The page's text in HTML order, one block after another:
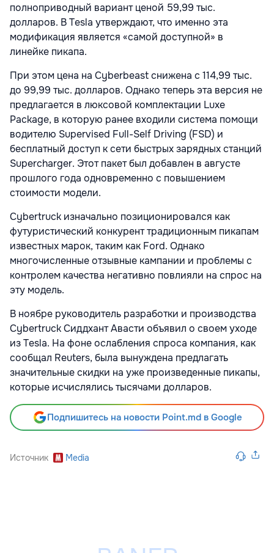
полноприводный вариант ценой 59,99 тыс.
долларов. В Tesla утверждают, что именно эта
модификация является «самой доступной» в
линейке пикапа.
При этом цена на Cyberbeast снижена с 114,99 тыс.
до 99,99 тыс. долларов. Однако теперь эта версия не
предлагается в люксовой комплектации Luxe
Package, в которую ранее входили система помощи
водителю Supervised Full-Self Driving (FSD) и
бесплатный доступ к сети быстрых зарядных станций
Supercharger. Этот пакет был добавлен в августе
прошлого года одновременно с повышением
стоимости модели.
Cybertruck изначально позиционировался как
футуристический конкурент традиционным пикапам
известных марок, таким как Ford. Однако
многочисленные отзывные кампании и проблемы с
контролем качества негативно повлияли на спрос на
эту модель.
В ноябре руководитель разработки и производства
Cybertruck Сиддхант Авасти объявил о своем уходе
из Tesla. На фоне ослабления спроса компания, как
сообщал Reuters, была вынуждена предлагать
значительные скидки на уже произведенные пикапы,
которые исчислялись тысячами долларов.
Подпишитесь на новости Point.md в Google
Источник Media